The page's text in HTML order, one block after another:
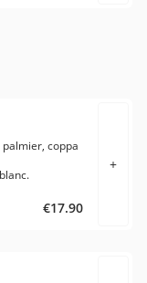
coppa
€17.90
+